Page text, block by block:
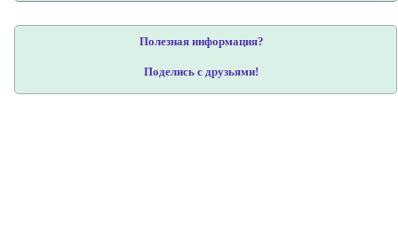
Полезная информация?
Поделись с друзьями!